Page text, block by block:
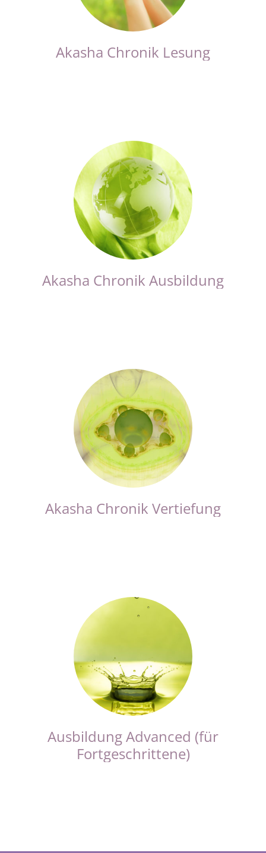
Akasha Chronik Lesung
Akasha Chronik Ausbildung
Akasha Chronik Vertiefung
Ausbildung Advanced (für
Fortgeschrittene)